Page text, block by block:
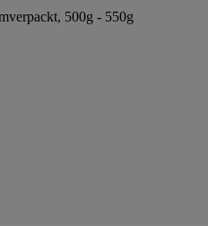
500g - 550g